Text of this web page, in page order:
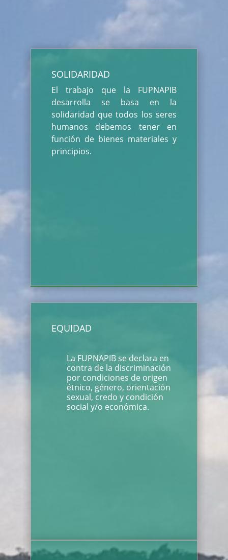
SOLIDARIDAD
El trabajo que la FUPNAPIB
desarrolla se basa en la
solidaridad que todos los seres
humanos debemos tener en
función de bienes materiales y
principios.
EQUIDAD
La FUPNAPIB se declara en
contra de la discriminación
por condiciones de origen
étnico, género, orientación
sexual, credo y condición
social y/o económica.